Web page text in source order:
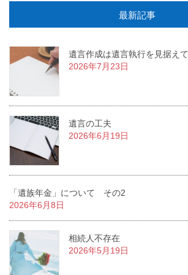
最新記事
遺言作成は遺言執行を見据えて
2026年7月23日
遺言の工夫
2026年6月19日
「遺族年金」について その2
2026年6月8日
相続人不存在
2026年5月19日